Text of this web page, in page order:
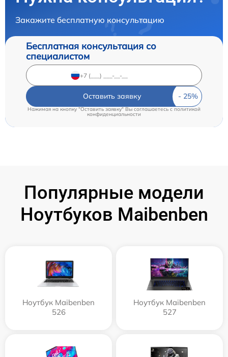
Закажите бесплатную консультацию
Бесплатная консультация со
специалистом
Оставить заявку
Нажимая на кнопку "Оставить заявку" Вы соглашаетесь cполитикой
конфиденциальности
Популярные модели
Ноутбуков Maibenben
Ноутбук Maibenben
526
Ноутбук Maibenben
527